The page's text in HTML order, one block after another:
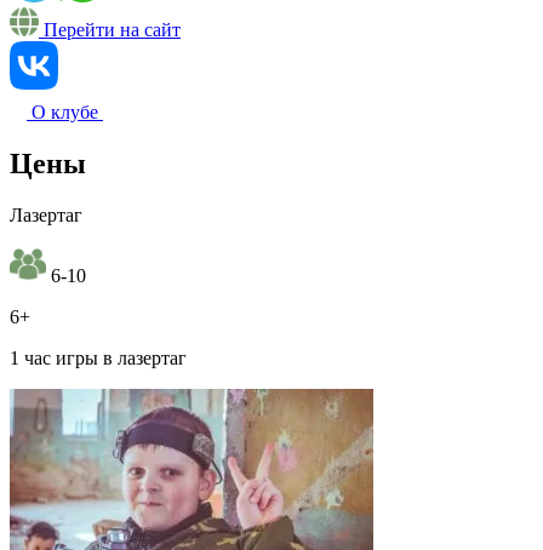
Перейти на сайт
О клубе
Цены
Лазертаг
6-10
6+
1 час игры в лазертаг